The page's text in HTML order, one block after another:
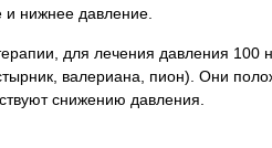
нижнее давление.
для лечения давления 100
валериана, пион). Они
снижению давления.